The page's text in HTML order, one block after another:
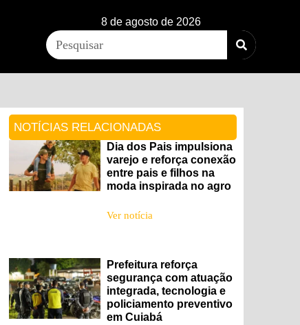
8 de agosto de 2026
NOTÍCIAS RELACIONADAS
Dia dos Pais impulsiona
varejo e reforça conexão
entre pais e filhos na
moda inspirada no agro
Ver notícia
Prefeitura reforça
segurança com atuação
integrada, tecnologia e
policiamento preventivo
em Cuiabá